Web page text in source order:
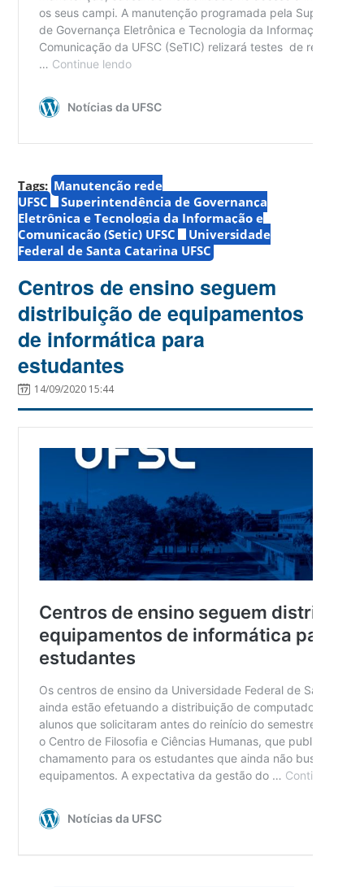
Tags: Manutenção rede
UFSC
Superintendência de Governança
Eletrônica e Tecnologia da Informação e
Comunicação (Setic) UFSC
Universidade
Federal de Santa Catarina UFSC
Centros de ensino seguem
distribuição de equipamentos
de informática para
estudantes
14/09/2020 15:44